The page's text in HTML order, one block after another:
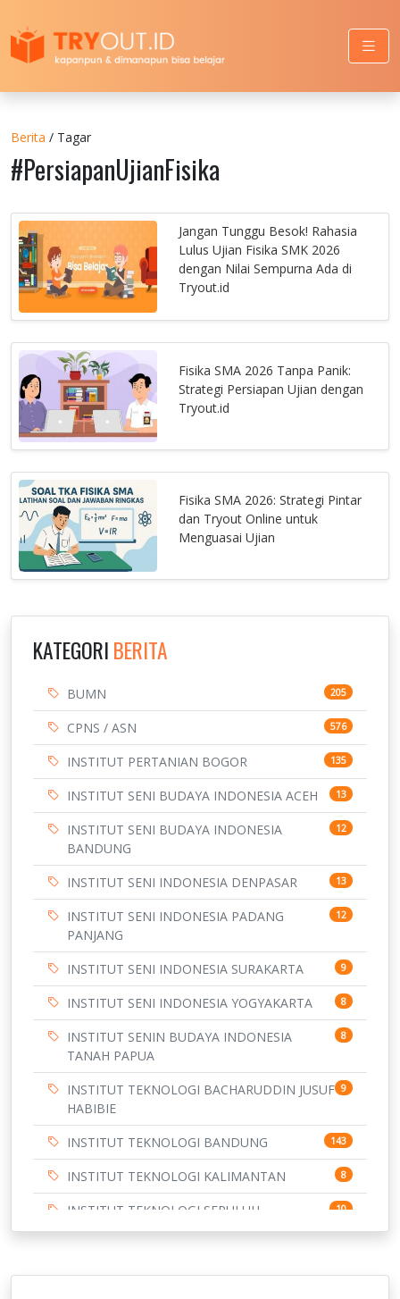
Berita / Tagar
#PersiapanUjianFisika
Jangan Tunggu Besok! Rahasia
Lulus Ujian Fisika SMK 2026
dengan Nilai Sempurna Ada di
Tryout.id
Fisika SMA 2026 Tanpa Panik:
Strategi Persiapan Ujian dengan
Tryout.id
Fisika SMA 2026: Strategi Pintar
dan Tryout Online untuk
Menguasai Ujian
KATEGORI BERITA
BUMN 205
CPNS / ASN 576
INSTITUT PERTANIAN BOGOR 135
INSTITUT SENI BUDAYA INDONESIA ACEH 13
INSTITUT SENI BUDAYA INDONESIA
BANDUNG
12
INSTITUT SENI INDONESIA DENPASAR 13
INSTITUT SENI INDONESIA PADANG
PANJANG
12
INSTITUT SENI INDONESIA SURAKARTA 9
INSTITUT SENI INDONESIA YOGYAKARTA 8
INSTITUT SENIN BUDAYA INDONESIA
TANAH PAPUA
8
INSTITUT TEKNOLOGI BACHARUDDIN JUSUF
HABIBIE
9
INSTITUT TEKNOLOGI BANDUNG 143
INSTITUT TEKNOLOGI KALIMANTAN 8
INSTITUT TEKNOLOGI SEPULUH
NOVEMBER
10